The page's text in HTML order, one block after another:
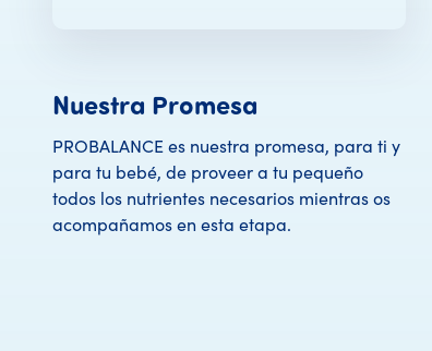
Nuestra Promesa
PROBALANCE es nuestra promesa, para ti y
para tu bebé, de proveer a tu pequeño
todos los nutrientes necesarios mientras os
acompañamos en esta etapa.